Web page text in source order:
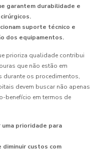
garantem durabilidade e
suporte técnico e
dos equipamentos.
prioriza qualidade contribui
que não estão em
durante os procedimentos,
devem buscar não apenas
benefício em termos de
uma prioridade para
diminuir custos com